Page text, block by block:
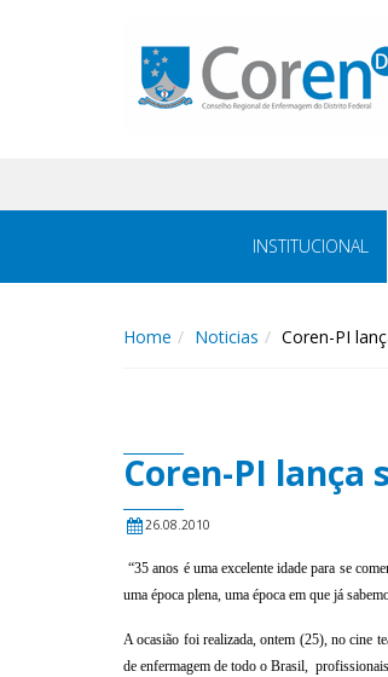
INSTITUCIONAL
Home Noticias Coren-PI
Coren-PI lança
26.08.2010
“35 anos é uma excelente idade para se
uma época plena, uma época em que já
A ocasião foi realizada, ontem (25), no cine
de enfermagem de todo o Brasil,